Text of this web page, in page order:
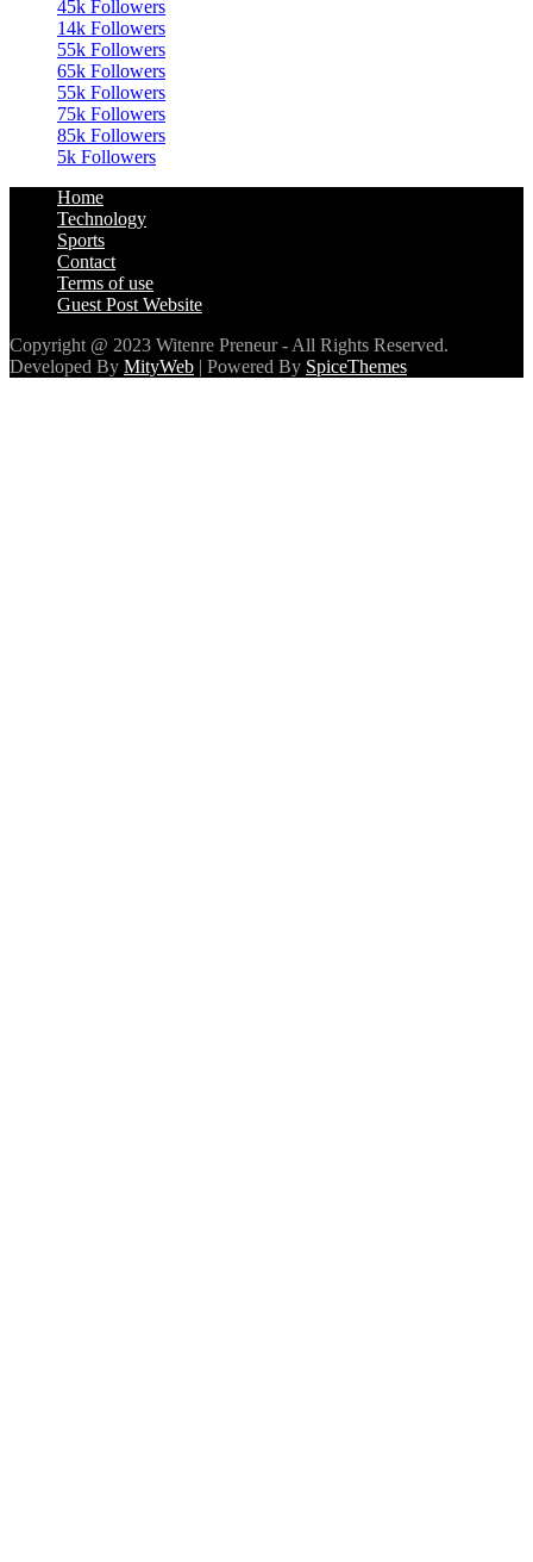
45k Followers
14k Followers
55k Followers
65k Followers
55k Followers
75k Followers
85k Followers
5k Followers
Home
Technology
Sports
Contact
Terms of use
Guest Post Website
Copyright @ 2023 Witenre Preneur - All Rights Reserved.
Developed By MityWeb | Powered By SpiceThemes